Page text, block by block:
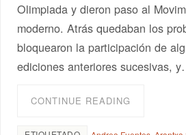
Olimpiada y dieron paso al
moderno. Atrás quedaban los
bloquearon la participación de
ediciones anteriores sucesivas,
CONTINUE READING